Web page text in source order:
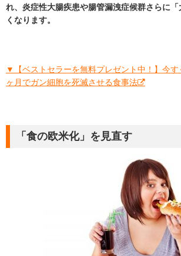
れ、炎症性大腸疾患や腸管漏洩症候群さらに
くなります。
▼【ベストセラーを無料プレゼント中！】今
ヶ月でガン細胞を死滅させる食事法
「食の欧米化」を見直す